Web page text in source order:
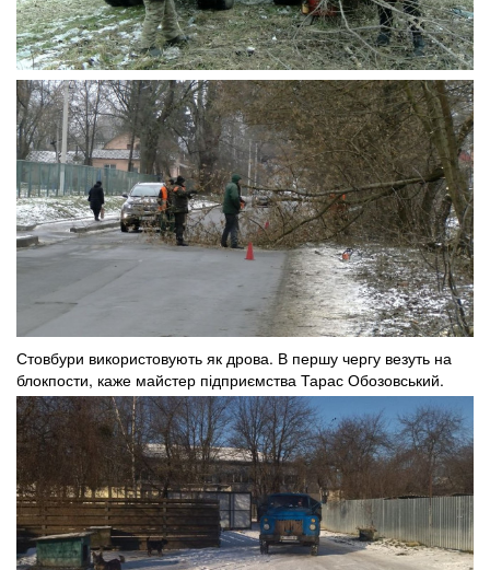
Стовбури використовують як дрова. В першу чергу везуть на
блокпости, каже майстер підприємства Тарас Обозовський.